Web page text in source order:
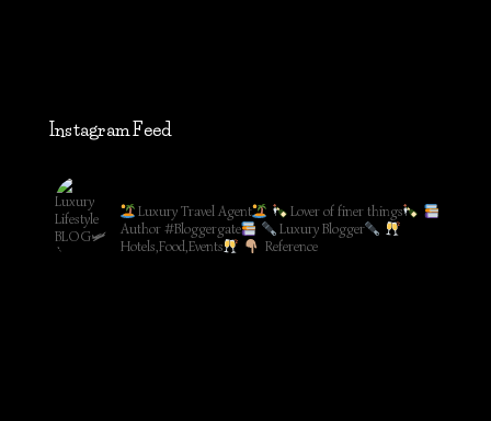
Instagram Feed
Luxury Travel Agent
Lover of finer things
Author #Bloggergate
Luxury Blogger
Hotels,Food,Events
Reference